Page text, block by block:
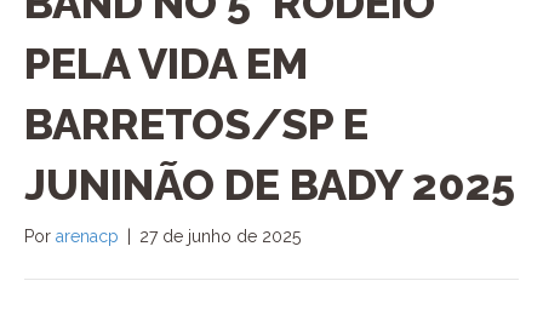
PELA VIDA EM
BARRETOS/SP E
JUNINÃO DE BADY 2025
Por arenacp 27 de junho de 2025